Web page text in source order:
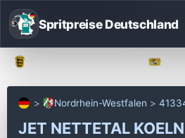
Spritpreise Deutschland
Nordrhein-Westfalen
JET NETTETAL